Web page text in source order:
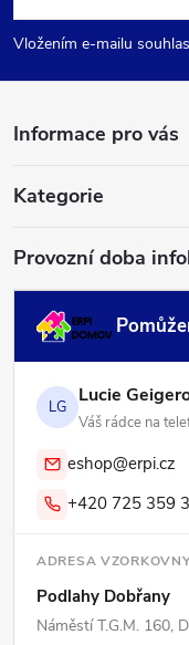
p
a
Vložením e-mailu
Informace pro vás
Kategorie
Provozní doba
LG Lucie
Váš rádce na
eshop@erpi.cz
+420 725 359
ADRESA
Podlahy Dobřany
Náměstí T.G.M. 160,